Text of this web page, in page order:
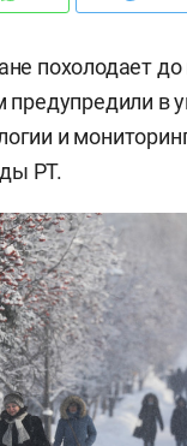
похолодает
предупредили в
и
РТ.